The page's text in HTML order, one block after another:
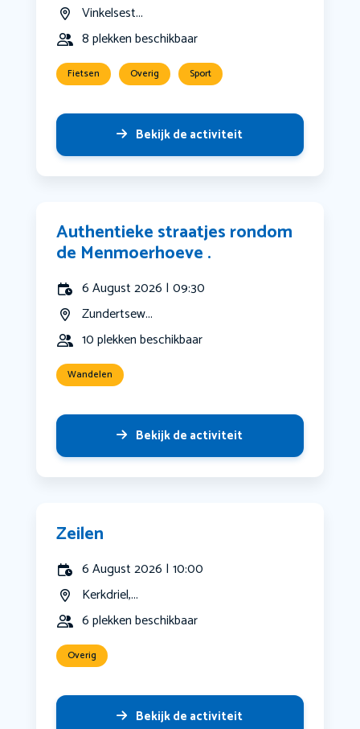
Vinkelsest...
8 plekken beschikbaar
Fietsen Overig Sport
Bekijk de activiteit
Authentieke straatjes rondom
de Menmoerhoeve .
6 August 2026 | 09:30
Zundertsew...
10 plekken beschikbaar
Wandelen
Bekijk de activiteit
Zeilen
6 August 2026 | 10:00
Kerkdriel,...
6 plekken beschikbaar
Overig
Bekijk de activiteit